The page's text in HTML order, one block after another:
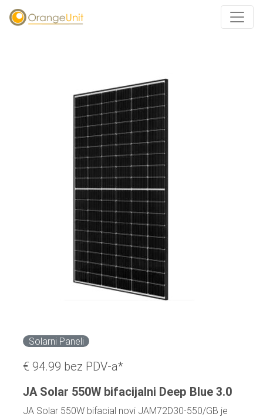
Solarni Paneli
€ 94.99 bez PDV-a*
JA Solar 550W bifacijalni Deep Blue 3.0
JA Solar 550W bifacial novi JAM72D30-550/GB je